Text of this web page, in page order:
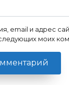
email и адрес
моих